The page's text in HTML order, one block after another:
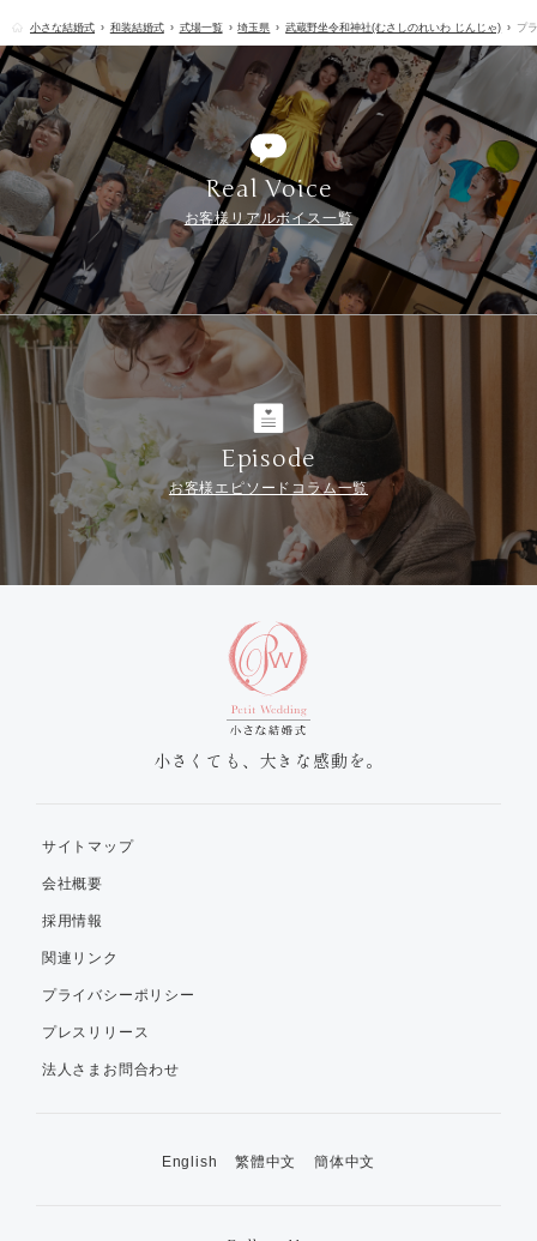
小さな結婚式 和装結婚式 式場一覧 埼玉県 武蔵野坐令和神社(むさしのれいわ じんじゃ) プ
Real Voice
お客様リアルボイス一覧
Episode
お客様エピソードコラム一覧
小さくても、大きな感動を。
サイトマップ
会社概要
採用情報
関連リンク
プライバシーポリシー
プレスリリース
法人さまお問合わせ
English 繁體中文 簡体中文